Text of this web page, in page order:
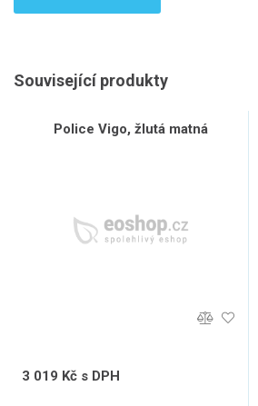
Související produkty
Police Vigo, žlutá matná
3 019 Kč s DPH